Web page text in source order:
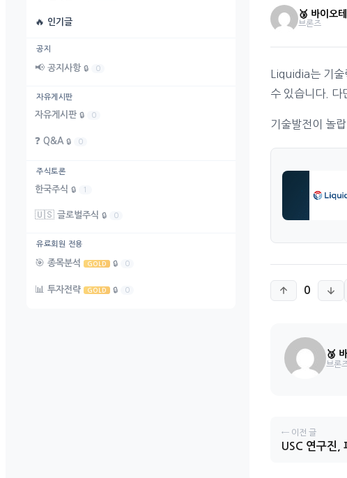
🔥 인기글
공지
📢 공지사항 🔒 0
자유게시판
자유게시판 🔒 0
❓ Q&A 🔒 0
주식토론
한국주식 🔒 1
🇺🇸 글로벌주식 🔒 0
유료회원 전용
🎯 종목분석 GOLD 🔒 0
📊 투자전략 GOLD 🔒 0
🥉 바이오
브론즈
Liquidia는 기
수 있습니다. 다
기술발전이 놀랍
0
🥉
브론
← 이전 글
USC 연구진,